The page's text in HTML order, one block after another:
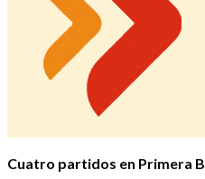
Cuatro partidos en Primera B